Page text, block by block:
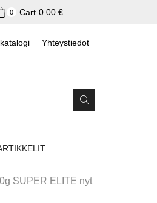
0 Cart 0.00 €
Yhteystiedot
SUPER ELITE nyt